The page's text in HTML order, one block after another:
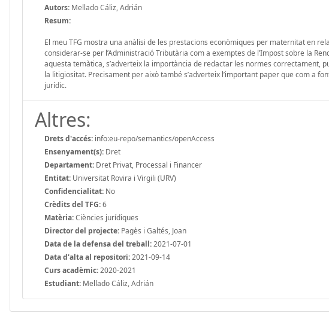
Autors: Mellado Cáliz, Adrián
Resum:
El meu TFG mostra una anàlisi de les prestacions econòmiques per maternitat en
considerar-se per l’Administració Tributària com a exemptes de l’Impost sobre la
aquesta temàtica, s’adverteix la importància de redactar les normes correctament,
la litigiositat. Precisament per això també s’adverteix l’important paper que com a
jurídic.
Altres:
Drets d'accés: info:eu-repo/semantics/openAccess
Ensenyament(s): Dret
Departament: Dret Privat, Processal i Financer
Entitat: Universitat Rovira i Virgili (URV)
Confidencialitat: No
Crèdits del TFG:6
Matèria:Ciències jurídiques
Director del projecte: Pagès i Galtés, Joan
Data de la defensa del treball:2021-07-01
Data d'alta al repositori:2021-09-14
Curs acadèmic:2020-2021
Estudiant: Mellado Cáliz, Adrián